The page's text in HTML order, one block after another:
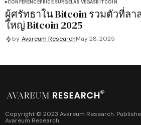
CONFERENCEPRICE SURGELAS VEGASBITCOIN
ผู้ศรัทธาใน Bitcoin รวมตัวที่ลา
ใหญ่ Bitcoin 2025
by Avareum ResearchMay 28, 2025
Copyright © 2023 Avareum Research.
Avareum Research.